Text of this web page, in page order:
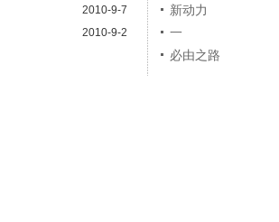
2010-9-7
2010-9-2
新动力
一
必由之路